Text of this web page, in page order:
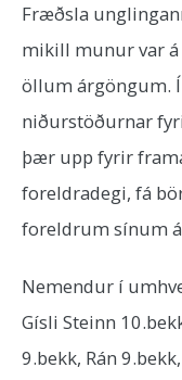
Fræðsla
mikill munur var
öllum árgöngum.
niðurstöðurnar
þær upp fyrir
foreldradegi, fá
foreldrum sínum
Nemendur í
Gísli Steinn
9.bekk, Rán